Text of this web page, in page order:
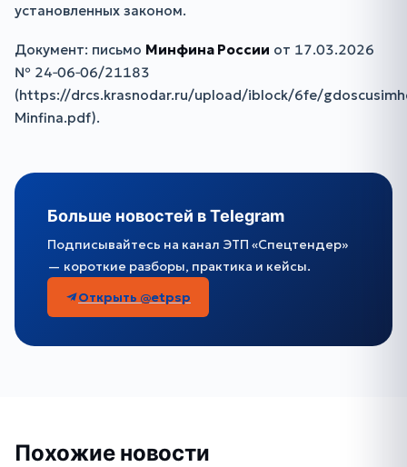
установленных законом.
Документ: письмо Минфина России от 17.03.2026
№ 24‑06‑06/21183
(https://drcs.krasnodar.ru/upload/iblock/6fe/
Minfina.pdf).
Больше новостей в Telegram
Подписывайтесь на канал ЭТП «Спецтендер»
— короткие разборы, практика и кейсы.
Открыть @etpsp
Похожие новости